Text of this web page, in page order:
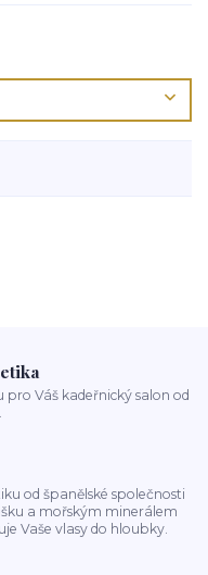
Váš kadeřnický salon od
od španělské společnosti
a mořským minerálem
Vaše vlasy do hloubky.